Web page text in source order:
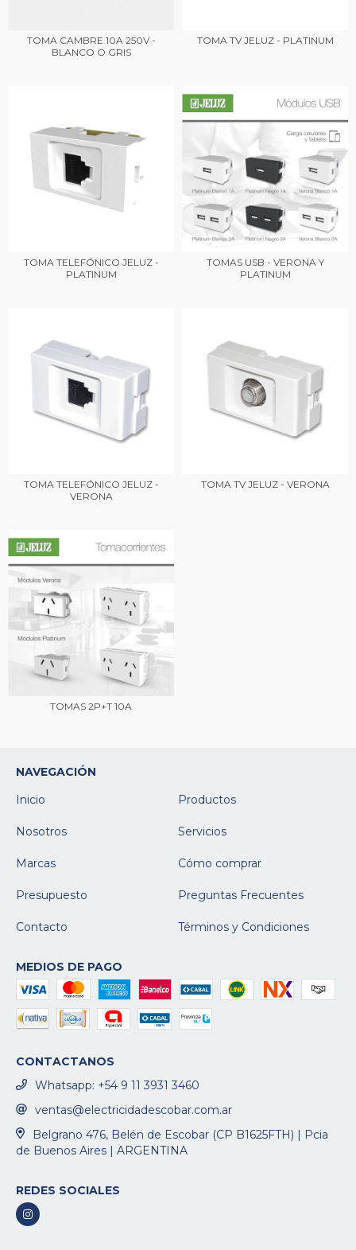
TOMA CAMBRE 10A 250V -
BLANCO O GRIS
TOMA TV JELUZ - PLATINUM
TOMA TELEFÓNICO JELUZ -
PLATINUM
TOMAS USB - VERONA Y
PLATINUM
TOMA TELEFÓNICO JELUZ -
VERONA
TOMA TV JELUZ - VERONA
TOMAS 2P+T 10A
NAVEGACIÓN
Inicio
Productos
Nosotros Servicios
Marcas Cómo comprar
Presupuesto Preguntas Frecuentes
Contacto Términos y Condiciones
MEDIOS DE PAGO
CONTACTANOS
Whatsapp: +54 9 11 3931 3460
ventas@electricidadescobar.com.ar
Belgrano 476, Belén de Escobar (CP B1625FTH) | Pcia
de Buenos Aires | ARGENTINA
REDES SOCIALES